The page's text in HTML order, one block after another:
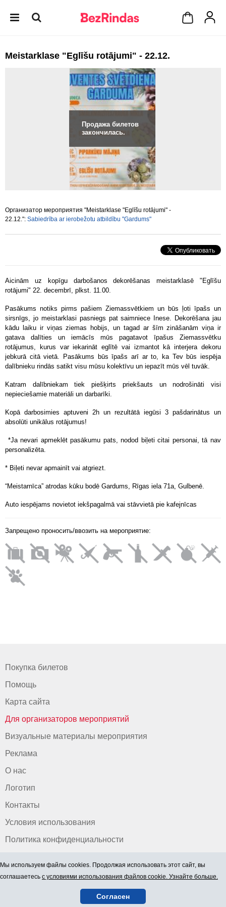
Meistarklase "Eglīšu rotājumi" - 22.12.
Продажа билетов
закончилась.
Организатор мероприятия "Meistarklase "Eglīšu rotājumi" -
22.12.": Sabiedrība ar ierobežotu atbildību "Gardums"
Aicinām uz kopīgu darbošanos dekorēšanas meistarklasē "Eglīšu
rotājumi" 22. decembrī, plkst. 11.00.
Pasākums notiks pirms pašiem Ziemassvētkiem un būs ļoti īpašs un
sirsnīgs, jo meistarklasi pasniegs pat saimniece Inese. Dekorēšana jau
kādu laiku ir viņas ziemas hobijs, un tagad ar šīm zināšanām viņa ir
gatava dalīties un iemācīs mūs pagatavot īpašus Ziemassvētku
rotājumus, kurus var iekarināt eglītē vai izmantot kā interjera dekoru
jebkurā citā vietā. Pasākums būs īpašs arī ar to, ka Tev būs iespēja
dalībnieku rindās satikt visu mūsu kolektīvu un iepazīt mūs vēl tuvāk.
Katram dalībniekam tiek piešķirts priekšauts un nodrošināti visi
nepieciešamie materiāli un darbarīki.
Kopā darbosimies aptuveni 2h un rezultātā iegūsi 3 pašdarinātus un
absolūti unikālus rotājumus!
*Ja nevari apmeklēt pasākumu pats, nodod biļeti citai personai, tā nav
personalizēta.
* Biļeti nevar apmainīt vai atgriezt.
“Meistarnīca” atrodas kūku bodē Gardums, Rīgas iela 71a, Gulbenē.
Auto iespējams novietot iekšpagalmā vai stāvvietā pie kafejnīcas
Запрещено проносить/ввозить на мероприятие:
Покупка билетов
Помощь
Карта сайта
Для организаторов мероприятий
Визуальные материалы мероприятия
Реклама
О нас
Логотип
Контакты
Условия использования
Политика конфиденциальности
Мы используем файлы cookies. Продолжая использовать этот сайт, вы
соглашаетесь с условиями использования файлов cookie. Узнайте больше.
Согласен